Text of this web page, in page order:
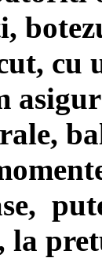
cu
la